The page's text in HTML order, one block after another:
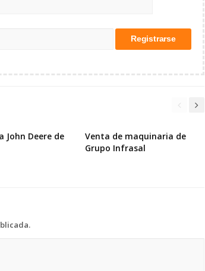
John Deere de
Venta de maquinaria de
Grupo Infrasal